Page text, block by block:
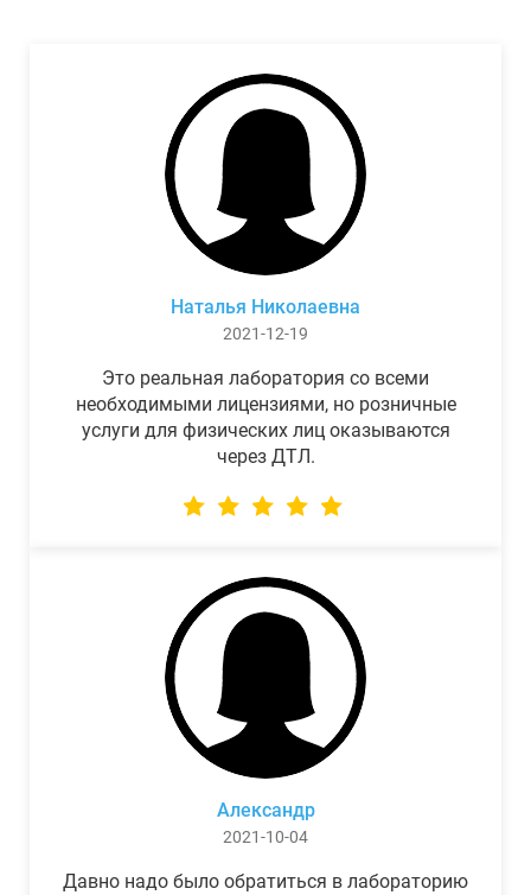
Наталья Николаевна
2021-12-19
Это реальная лаборатория со всеми
необходимыми лицензиями, но розничные
услуги для физических лиц оказываются
через ДТЛ.
Александр
2021-10-04
Давно надо было обратиться в лабораторию